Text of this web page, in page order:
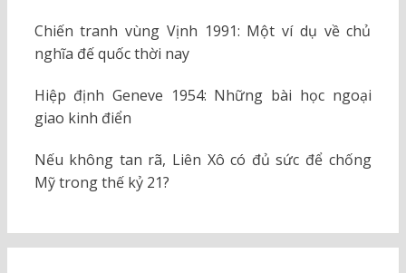
Chiến tranh vùng Vịnh 1991: Một ví dụ về chủ
nghĩa đế quốc thời nay
Hiệp định Geneve 1954: Những bài học ngoại
giao kinh điển
Nếu không tan rã, Liên Xô có đủ sức để chống
Mỹ trong thế kỷ 21?